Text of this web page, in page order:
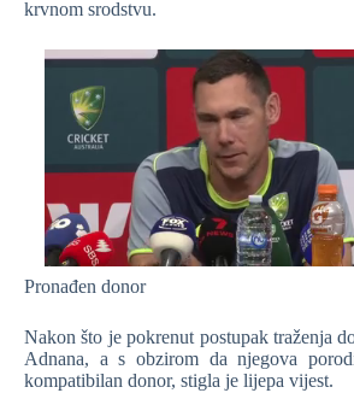
krvnom srodstvu.
Pronađen donor
Nakon što je pokrenut postupak traženja
Adnana, a s obzirom da njegova
kompatibilan donor, stigla je lijepa vijest.